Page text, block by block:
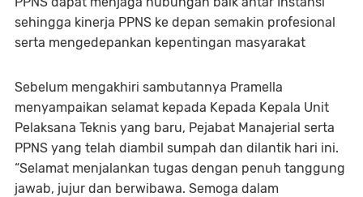
sehingga kinerja PPNS ke depan semakin profesional
serta mengedepankan kepentingan masyarakat
Sebelum mengakhiri sambutannya Pramella
menyampaikan selamat kepada Kepada Kepala Unit
Pelaksana Teknis yang baru, Pejabat Manajerial serta
PPNS yang telah diambil sumpah dan dilantik hari ini.
“Selamat menjalankan tugas dengan penuh tanggung
jawab, jujur dan berwibawa. Semoga dalam